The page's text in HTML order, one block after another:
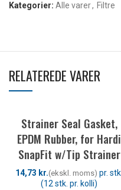
Kategorier: Alle varer, Filtre
RELATEREDE VARER
Strainer Seal Gasket,
EPDM Rubber, for Hardi
SnapFit w/Tip Strainer
kr.